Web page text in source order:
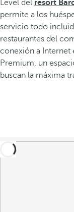
Level del resort
permite a los
servicio todo
restaurantes del
conexión a Internet
Premium, un
buscan la máxima